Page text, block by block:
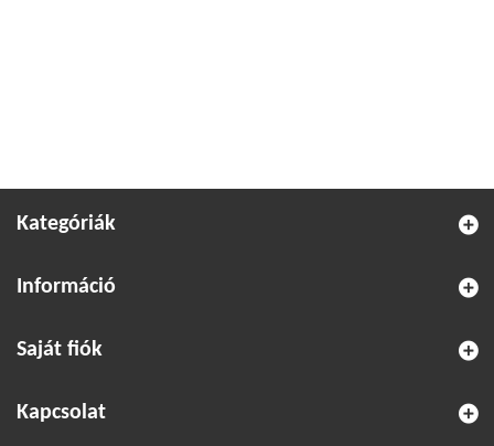
Kategóriák
Információ
Saját fiók
Kapcsolat